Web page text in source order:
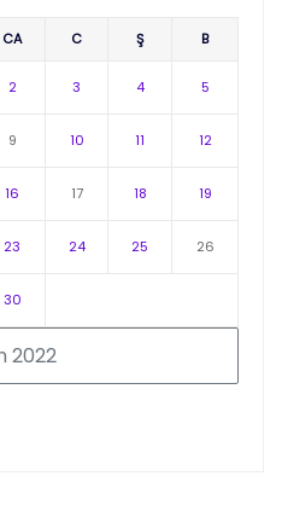
2022
CA C Ş B
2 3 4 5
9 10 11 12
16 17 18 19
23 24 25 26
30